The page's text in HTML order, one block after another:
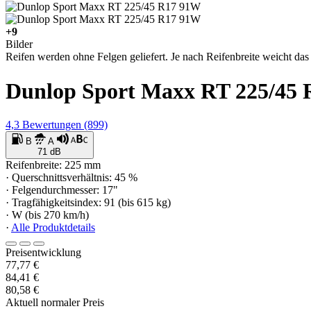
+9
Bilder
Reifen werden ohne Felgen geliefert. Je nach Reifenbreite weicht
Dunlop Sport Maxx RT 225/45
4,3 Bewertungen (899)
B
A
71 dB
Reifenbreite: 225 mm
· Querschnittsverhältnis: 45 %
· Felgendurchmesser: 17"
· Tragfähigkeitsindex: 91 (bis 615 kg)
· W (bis 270 km/h)
· Alle Produktdetails
Preisentwicklung
77,77 €
84,41 €
80,58 €
Aktuell normaler Preis